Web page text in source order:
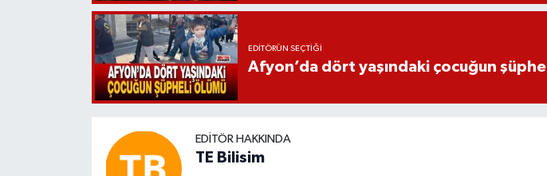
EDITÖRÜN SEÇTIĞI
Afyon’da dört yaşındaki çocuğun
EDITÖR HAKKINDA
TE Bilisim